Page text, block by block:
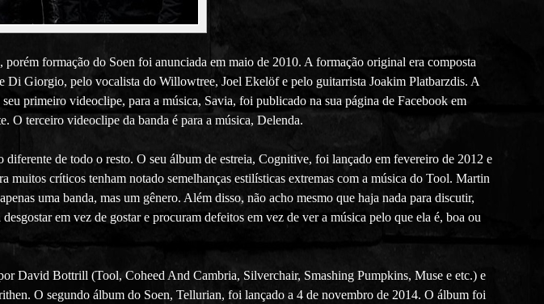
formação do Soen foi anunciada em maio de 2010. A formação original era composta
Giorgio, pelo vocalista do Willowtree, Joel Ekelöf e pelo guitarrista Joakim Platbarzdis. A
primeiro videoclipe, para a música, Savia, foi publicado na sua página de Facebook em
O terceiro videoclipe da banda é para a música, Delenda.
de todo o resto. O seu álbum de estreia, Cognitive, foi lançado em fevereiro de 2012 e
críticos tenham notado semelhanças estilísticas extremas com a música do Tool. Martin
uma banda, mas um gênero. Além disso, não acho mesmo que haja nada para discutir,
em vez de gostar e procuram defeitos em vez de ver a música pelo que ela é, boa ou
David Bottrill (Tool, Coheed And Cambria, Silverchair, Smashing Pumpkins, Muse e etc.) e
O segundo álbum do Soen, Tellurian, foi lançado a 4 de novembro de 2014. O álbum foi